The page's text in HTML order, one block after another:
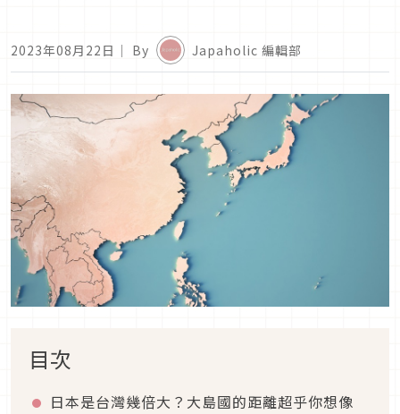
2023年08月22日 ｜ By Japaholic 編輯部
目次
日本是台灣幾倍大？大島國的距離超乎你想像